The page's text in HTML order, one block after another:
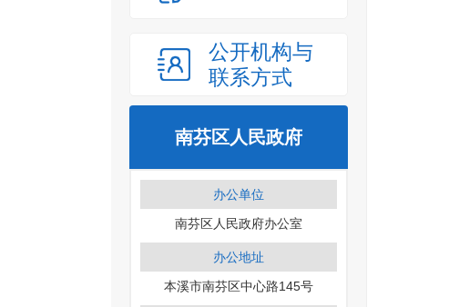
公开机构与
联系方式
南芬区人民政府
办公单位
南芬区人民政府办公室
办公地址
本溪市南芬区中心路145号